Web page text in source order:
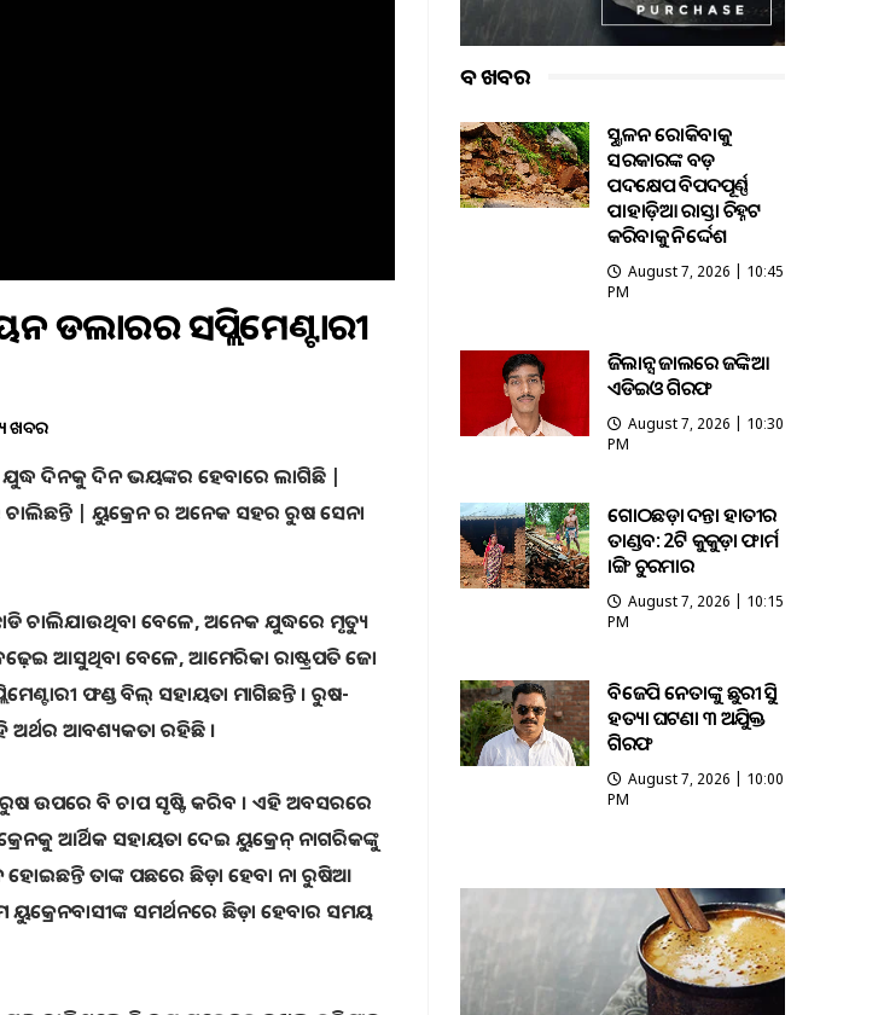
ଡଲାରର ସପ୍ଲିମେଣ୍ଟାରୀ
ଖବର
ଦିନକୁ ଦିନ ଭୟଙ୍କର ହେବାରେ ଲାଗିଛି |
| ୟୁକ୍ରେନ ର ଅନେକ ସହର ରୁଷ ସେନା
ଚାଲିଯାଉଥିବା ବେଳେ, ଅନେକ ଯୁଦ୍ଧରେ ମୃତ୍ୟୁ
ଆସୁଥିବା ବେଳେ, ଆମେରିକା ରାଷ୍ଟ୍ରପତି ଜୋ
ଫଣ୍ଡ ବିଲ୍ ସହାୟତା ମାଗିଛନ୍ତି । ରୁଷ-
ଅର୍ଥର ଆବଶ୍ୟକତା ରହିଛି ।
ରୁଷ ଉପରେ ବି ଚାପ ସୃଷ୍ଟି କରିବ । ଏହି ଅବସରରେ
ଆର୍ଥିକ ସହାୟତା ଦେଇ ୟୁକ୍ରେନ୍ ନାଗରିକଙ୍କୁ
ତାଙ୍କ ପଛରେ ଛିଡ଼ା ହେବା ନା ରୁଷିଆ
ସମର୍ଥନରେ ଛିଡ଼ା ହେବାର ସମୟ
ବଡ ଖବର
ଭୂସ୍ଖଳନ ରୋକିବାକୁ
ସରକାରଙ୍କ ବଡ଼
ପଦକ୍ଷେପ ବିପଦପୂର୍ଣ୍ଣ
ପାହାଡ଼ିଆ ରାସ୍ତା ଚିହ୍ନଟ
କରିବାକୁ ନିର୍ଦ୍ଦେଶ
August 7, 2026 | 10:45
PM
ଭିଜିଲାନ୍ସ ଜାଲରେ ଜଙ୍କିଆ
ଏଡିଇଓ ଗିରଫ
August 7, 2026 | 10:30
PM
ଗୋଠଛଡ଼ା ଦନ୍ତା ହାତୀର
ତାଣ୍ଡବ: 2ଟି କୁକୁଡ଼ା ଫାର୍ମ
ଭାଙ୍ଗି ଚୁରମାର
August 7, 2026 | 10:15
PM
ବିଜେପି ନେତାଙ୍କୁ ଛୁରୀ ଭୁସି
ହତ୍ୟା ଘଟଣା ୩ ଅଭିଯୁକ୍ତ
ଗିରଫ
August 7, 2026 | 10:00
PM